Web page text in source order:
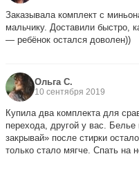
Заказывала комплект с
мальчику. Доставили быстро,
— ребёнок остался доволен))
Ольга С.
10 сентября 2019
Купила два комплекта для
перехода, другой у вас. Белье
закрывай» после стирки
только стало мягче. Спать на